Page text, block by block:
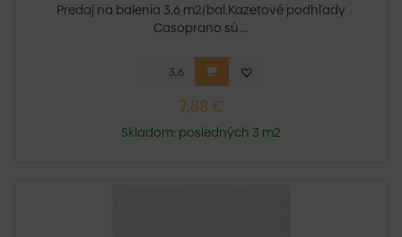
Predaj na balenia 3,6 m2/bal.Kazetové podhľady
Casoprano sú ...
7,88 €
Skladom: posledných 3 m2